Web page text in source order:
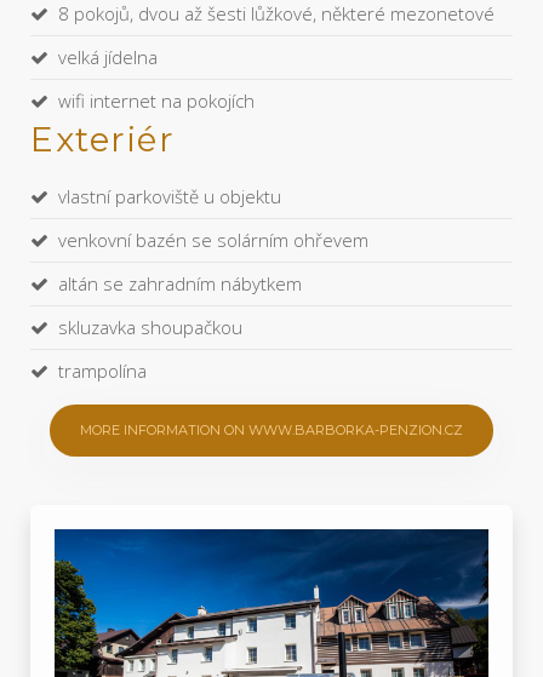
8 pokojů, dvou až šesti lůžkové, některé mezonetové
velká jídelna
wifi internet na pokojích
Exteriér
vlastní parkoviště u objektu
venkovní bazén se solárním ohřevem
altán se zahradním nábytkem
skluzavka shoupačkou
trampolína
MORE INFORMATION ON WWW.BARBORKA-PENZION.CZ